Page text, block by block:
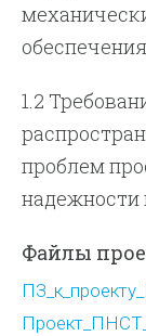
1.2
проблем
надежности
Файлы